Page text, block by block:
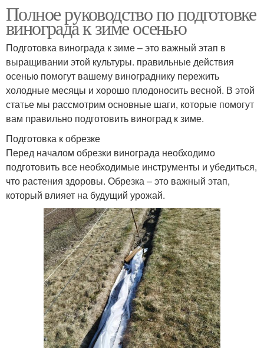
Полное руководство по подготовке
винограда к зиме осенью
Подготовка винограда к зиме – это важный этап в
выращивании этой культуры. правильные действия
осенью помогут вашему винограднику пережить
холодные месяцы и хорошо плодоносить весной. В этой
статье мы рассмотрим основные шаги, которые помогут
вам правильно подготовить виноград к зиме.
Подготовка к обрезке
Перед началом обрезки винограда необходимо
подготовить все необходимые инструменты и убедиться,
что растения здоровы. Обрезка – это важный этап,
который влияет на будущий урожай.